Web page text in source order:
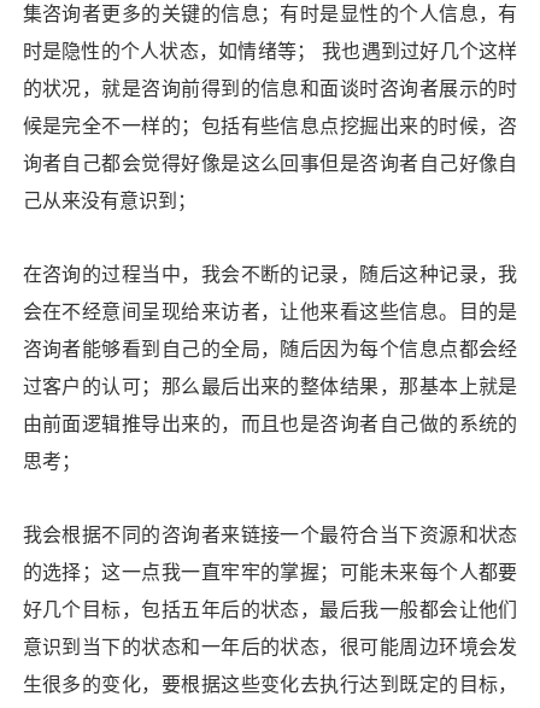
集咨询者更多的关键的信息；有时是显性的个人信息，有
时是隐性的个人状态，如情绪等； 我也遇到过好几个这样
的状况，就是咨询前得到的信息和面谈时咨询者展示的时
候是完全不一样的；包括有些信息点挖掘出来的时候，咨
询者自己都会觉得好像是这么回事但是咨询者自己好像自
己从来没有意识到；
在咨询的过程当中，我会不断的记录，随后这种记录，我
会在不经意间呈现给来访者，让他来看这些信息。目的是
咨询者能够看到自己的全局，随后因为每个信息点都会经
过客户的认可；那么最后出来的整体结果，那基本上就是
由前面逻辑推导出来的，而且也是咨询者自己做的系统的
思考；
我会根据不同的咨询者来链接一个最符合当下资源和状态
的选择；这一点我一直牢牢的掌握；可能未来每个人都要
好几个目标，包括五年后的状态，最后我一般都会让他们
意识到当下的状态和一年后的状态，很可能周边环境会发
生很多的变化，要根据这些变化去执行达到既定的目标，